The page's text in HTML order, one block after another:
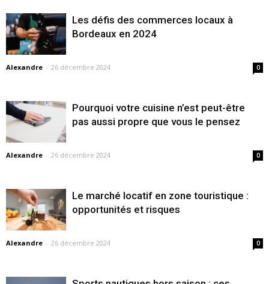
Les défis des commerces locaux à
Bordeaux en 2024
Alexandre - 26 décembre 2024 0
Pourquoi votre cuisine n’est peut-être
pas aussi propre que vous le pensez
Alexandre - 26 décembre 2024 0
Le marché locatif en zone touristique :
opportunités et risques
Alexandre - 26 décembre 2024 0